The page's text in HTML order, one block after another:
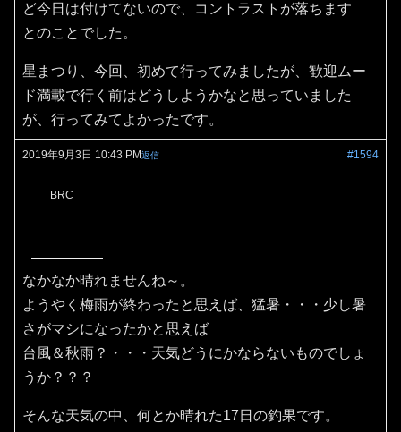
ど今日は付けてないので、コントラストが落ちます
とのことでした。
星まつり、今回、初めて行ってみましたが、歓迎ムー
ド満載で行く前はどうしようかなと思っていました
が、行ってみてよかったです。
2019年9月3日 10:43 PM #1594
返信
BRC
なかなか晴れませんね～。
ようやく梅雨が終わったと思えば、猛暑・・・少し暑
さがマシになったかと思えば
台風＆秋雨？・・・天気どうにかならないものでしょ
うか？？？
そんな天気の中、何とか晴れた17日の釣果です。